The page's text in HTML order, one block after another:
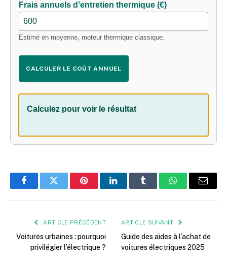
Frais annuels d’entretien thermique (€)
Estimé en moyenne, moteur thermique classique.
CALCULER LE COÛT ANNUEL
Calculez pour voir le résultat
FacebookTwitter PinterestLinkedInTumblr WhatsApp
E-
ARTICLE PRÉCÉDENT
Voitures urbaines : pourquoi
privilégier l’électrique ?
ARTICLE SUIVANT
Guide des aides à l’achat de
voitures électriques 2025